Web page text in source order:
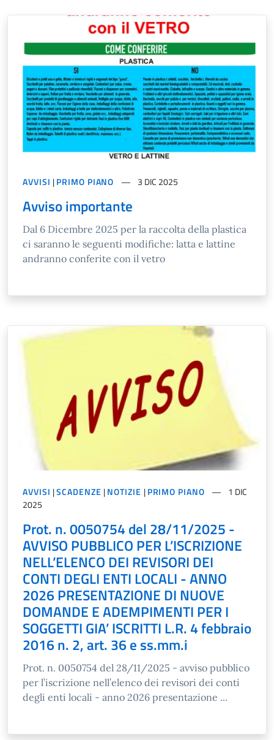
AVVISI |PRIMO PIANO 3 DIC 2025
Avviso importante
Dal 6 Dicembre 2025 per la raccolta della plastica
ci saranno le seguenti modifiche: latta e lattine
andranno conferite con il vetro
AVVISI |SCADENZE |NOTIZIE |PRIMO PIANO
1 DIC
2025
Prot. n. 0050754 del 28/11/2025 -
AVVISO PUBBLICO PER L’ISCRIZIONE
NELL’ELENCO DEI REVISORI DEI
CONTI DEGLI ENTI LOCALI - ANNO
2026 PRESENTAZIONE DI NUOVE
DOMANDE E ADEMPIMENTI PER I
SOGGETTI GIA’ ISCRITTI L.R. 4 febbraio
2016 n. 2, art. 36 e ss.mm.i
Prot. n. 0050754 del 28/11/2025 - avviso pubblico
per l’iscrizione nell’elenco dei revisori dei conti
degli enti locali - anno 2026 presentazione ...